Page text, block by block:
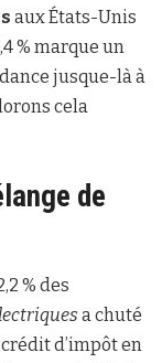
aux États-Unis
% marque un
jusque-là à
cela
de
% des
a chuté
crédit d’impôt en